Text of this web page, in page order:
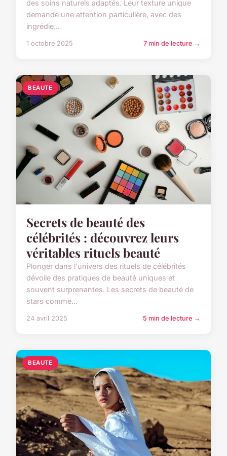
des soins naturels adaptés. Leur texture unique
demande une attention particulière, avec des
ingrédie...
1 octobre 2025 7 min de lecture →
BEAUTE
Secrets de beauté des
célébrités : découvrez leurs
véritables rituels beauté
Plonger dans l'univers des rituels de célébrités
dévoile des pratiques de beauté uniques et
souvent surprenantes. Les secrets de beauté de
stars comme...
24 avril 2025 5 min de lecture →
BEAUTE